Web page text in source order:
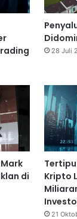
28 Juli
di
Kripto
21